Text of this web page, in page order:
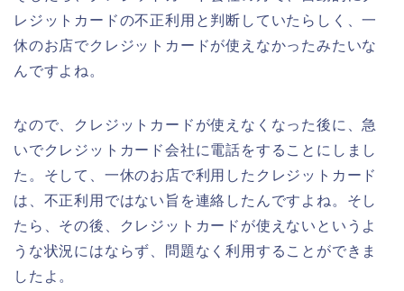
レジットカードの不正利用と判断していたらしく、一
休のお店でクレジットカードが使えなかったみたいな
んですよね。
なので、クレジットカードが使えなくなった後に、急
いでクレジットカード会社に電話をすることにしまし
た。そして、一休のお店で利用したクレジットカード
は、不正利用ではない旨を連絡したんですよね。そし
たら、その後、クレジットカードが使えないというよ
うな状況にはならず、問題なく利用することができま
したよ。